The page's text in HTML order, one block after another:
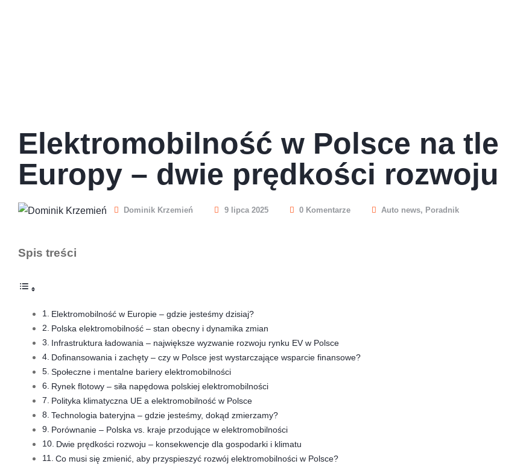
Elektromobilność w Polsce na tle
Europy – dwie prędkości rozwoju
Dominik Krzemień 9 lipca 2025 0 Komentarze Auto news, Poradnik
Spis treści
Elektromobilność w Europie – gdzie jesteśmy dzisiaj?
Polska elektromobilność – stan obecny i dynamika zmian
Infrastruktura ładowania – największe wyzwanie rozwoju rynku EV w Polsce
Dofinansowania i zachęty – czy w Polsce jest wystarczające wsparcie finansowe?
Społeczne i mentalne bariery elektromobilności
Rynek flotowy – siła napędowa polskiej elektromobilności
Polityka klimatyczna UE a elektromobilność w Polsce
Technologia bateryjna – gdzie jesteśmy, dokąd zmierzamy?
Porównanie – Polska vs. kraje przodujące w elektromobilności
Dwie prędkości rozwoju – konsekwencje dla gospodarki i klimatu
Co musi się zmienić, aby przyspieszyć rozwój elektromobilności w Polsce?